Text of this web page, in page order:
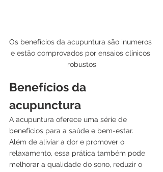
Os benefícios da acupuntura são inumeros
e estão comprovados por ensaios clínicos
robustos
Benefícios da
acupunctura
A acupuntura oferece uma série de
benefícios para a saúde e bem-estar.
Além de aliviar a dor e promover o
relaxamento, essa prática também pode
melhorar a qualidade do sono, reduzir o